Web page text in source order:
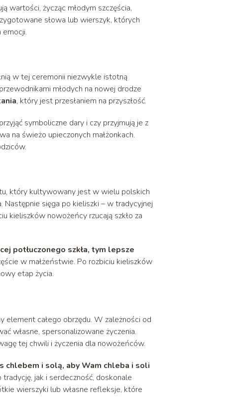
wartości, życząc młodym szczęścia,
słowa lub wierszyk, których
w tej ceremonii niezwykle istotną
młodych na nowej drodze
, który jest przesłaniem na przyszłość.
symboliczne dary i czy przyjmują je z
na świeżo upieczonych małżonkach.
który kultywowany jest w wielu polskich
Następnie sięga po kieliszki – w tradycyjnej
kieliszków nowożeńcy rzucają szkło za
potłuczonego szkła, tym lepsze
w małżeństwie. Po rozbiciu kieliszków
etap życia.
element całego obrzędu. W zależności od
własne, spersonalizowane życzenia.
tej chwili i życzenia dla nowożeńców.
chlebem i solą, aby Wam chleba i soli
jak i serdeczność, doskonale
wierszyki lub własne refleksje, które